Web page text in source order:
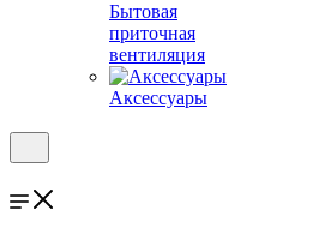
Бытовая
приточная
вентиляция
Аксессуары